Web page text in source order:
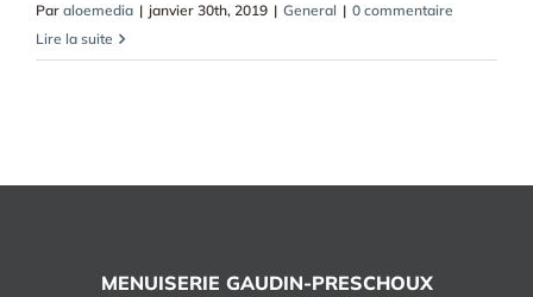
Par aloemedia | janvier 30th, 2019 | General | 0 commentaire
Lire la suite
MENUISERIE GAUDIN-PRESCHOUX